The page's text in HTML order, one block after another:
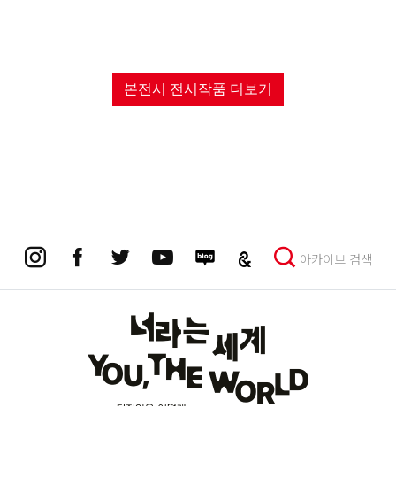
본전시 전시작품 더보기
아카이브 검색